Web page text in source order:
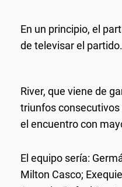
En un principio, el
de televisar el partido.
River, que viene de
triunfos consecutivos
el encuentro con
El equipo sería:
Milton Casco;